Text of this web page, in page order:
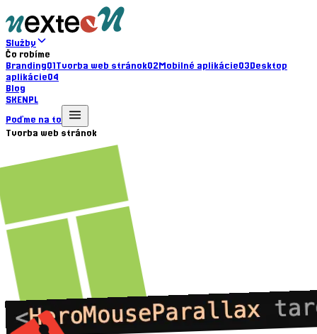
Služby
Čo robíme
Branding01Tvorba web stránok02Mobilné aplikácie03Desktop
aplikácie04
Blog
SKENPL
Poďme na to
Tvorba web stránok